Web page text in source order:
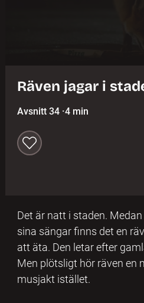
Räven jagar i
Avsnitt 34 ·4 min
Det är natt i staden.
sina sängar finns det en
att äta. Den letar efter
Men plötsligt hör räven en
musjakt istället.